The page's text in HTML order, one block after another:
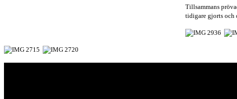
Tillsammans
tidigare gjorts och